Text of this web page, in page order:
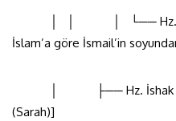
│ │ │ └── Hz.
İslam’a göre İsmail’in
│ ├── Hz. İshak
(Sarah)]